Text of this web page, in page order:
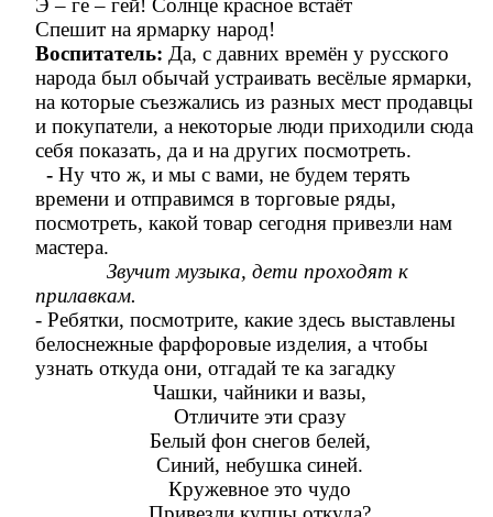
Э – ге – гей! Солнце красное встаёт
Спешит на ярмарку народ!
Воспитатель: Да, с давних времён у русского
народа был обычай устраивать весёлые ярмарки,
на которые съезжались из разных мест продавцы
и покупатели, а некоторые люди приходили сюда
себя показать, да и на других посмотреть.
- Ну что ж, и мы с вами, не будем терять
времени и отправимся в торговые ряды,
посмотреть, какой товар сегодня привезли нам
мастера.
Звучит музыка, дети проходят к
прилавкам.
- Ребятки, посмотрите, какие здесь выставлены
белоснежные фарфоровые изделия, а чтобы
узнать откуда они, отгадай те ка загадку
Чашки, чайники и вазы,
Отличите эти сразу
Белый фон снегов белей,
Синий, небушка синей.
Кружевное это чудо